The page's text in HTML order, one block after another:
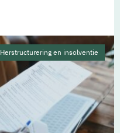
Herstructurering en insolventie